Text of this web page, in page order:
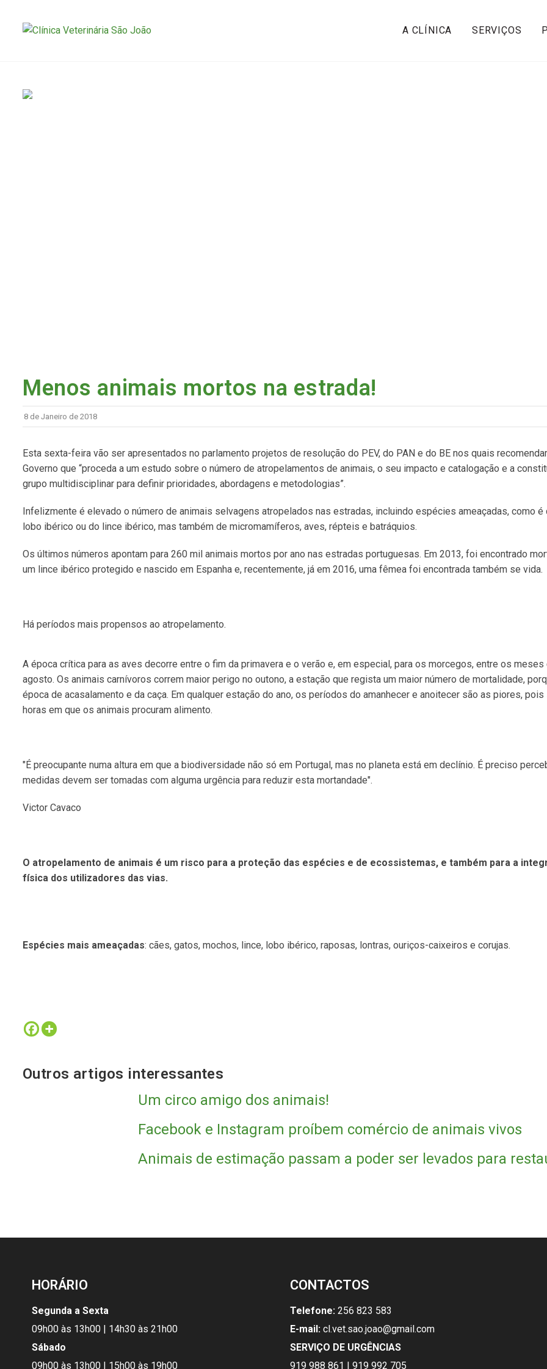
A CLÍNICA SERVIÇOS
Menos animais mortos na estrada!
8 de Janeiro de 2018
Esta sexta-feira vão ser apresentados no parlamento projetos de resolução do PEV, do PAN e do BE nos quais
Governo que “proceda a um estudo sobre o número de atropelamentos de animais, o seu impacto e catalogação e a
grupo multidisciplinar para definir prioridades, abordagens e metodologias”.
Infelizmente é elevado o número de animais selvagens atropelados nas estradas, incluindo espécies ameaçadas, como é
lobo ibérico ou do lince ibérico, mas também de micromamíferos, aves, répteis e batráquios.
Os últimos números apontam para 260 mil animais mortos por ano nas estradas portuguesas. Em 2013, foi encontrado
um lince ibérico protegido e nascido em Espanha e, recentemente, já em 2016, uma fêmea foi encontrada também se vida.
Há períodos mais propensos ao atropelamento.
A época crítica para as aves decorre entre o fim da primavera e o verão e, em especial, para os morcegos, entre os meses
agosto. Os animais carnívoros correm maior perigo no outono, a estação que regista um maior número de mortalidade,
época de acasalamento e da caça. Em qualquer estação do ano, os períodos do amanhecer e anoitecer são as piores, pois
horas em que os animais procuram alimento.
"É preocupante numa altura em que a biodiversidade não só em Portugal, mas no planeta está em declínio. É preciso
medidas devem ser tomadas com alguma urgência para reduzir esta mortandade".
Victor Cavaco
O atropelamento de animais é um risco para a proteção das espécies e de ecossistemas, e também para a
física dos utilizadores das vias.
Espécies mais ameaçadas: cães, gatos, mochos, lince, lobo ibérico, raposas, lontras, ouriços-caixeiros e corujas.
Outros artigos interessantes
Um circo amigo dos animais!
Facebook e Instagram proíbem comércio de animais vivos
Animais de estimação passam a poder ser levados para
HORÁRIO
Segunda a Sexta
09h00 às 13h00 | 14h30 às 21h00
Sábado
09h00 às 13h00 | 15h00 às 19h00
CONTACTOS
Telefone: 256 823 583
E-mail: cl.vet.sao.joao@gmail.com
SERVIÇO DE URGÊNCIAS
919 988 861 | 919 992 705